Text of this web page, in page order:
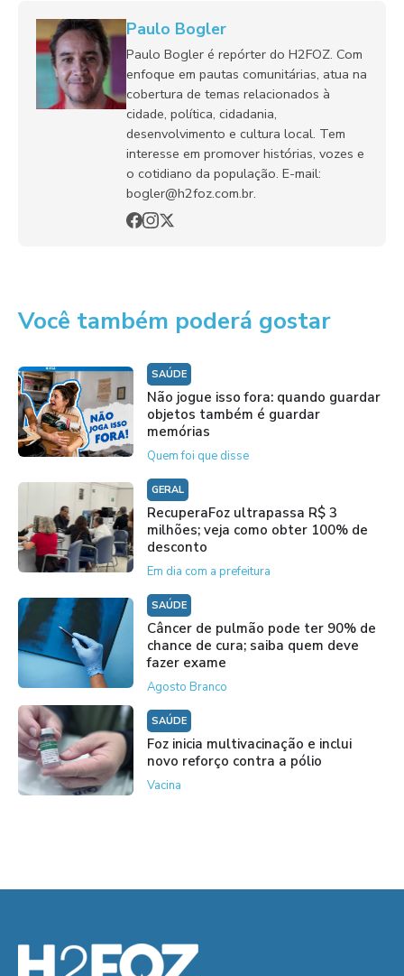
Paulo Bogler
Paulo Bogler é repórter do H2FOZ. Com
enfoque em pautas comunitárias, atua na
cobertura de temas relacionados à
cidade, política, cidadania,
desenvolvimento e cultura local. Tem
interesse em promover histórias, vozes e
o cotidiano da população. E-mail:
bogler@h2foz.com.br.
Você também poderá gostar
SAÚDE
Não jogue isso fora: quando guardar
objetos também é guardar
memórias
Quem foi que disse
GERAL
RecuperaFoz ultrapassa R$ 3
milhões; veja como obter 100% de
desconto
Em dia com a prefeitura
SAÚDE
Câncer de pulmão pode ter 90% de
chance de cura; saiba quem deve
fazer exame
Agosto Branco
SAÚDE
Foz inicia multivacinação e inclui
novo reforço contra a pólio
Vacina